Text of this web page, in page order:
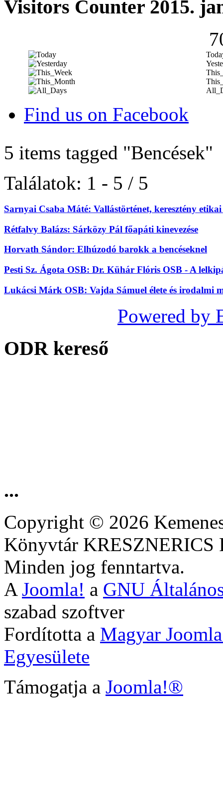
Visitors Counter 2015.
Find us on Facebook
5 items tagged "Bencések"
Találatok: 1 - 5 / 5
Sarnyai Csaba Máté: Vallástörténet, keresztény
Rétfalvy Balázs: Sárközy Pál főapáti kinevezése
Horvath Sándor: Elhúzodó barokk a bencéseknel
Pesti Sz. Ágota OSB: Dr. Kühár Flóris OSB - A
Lukácsi Márk OSB: Vajda Sámuel élete és irodalmi
Powered by
ODR kereső
...
Copyright © 2026
Könyvtár
Minden jog fenntartva.
A Joomla! a GNU
szabad szoftver
Fordította a Magyar
Egyesülete
Támogatja a Joomla!®